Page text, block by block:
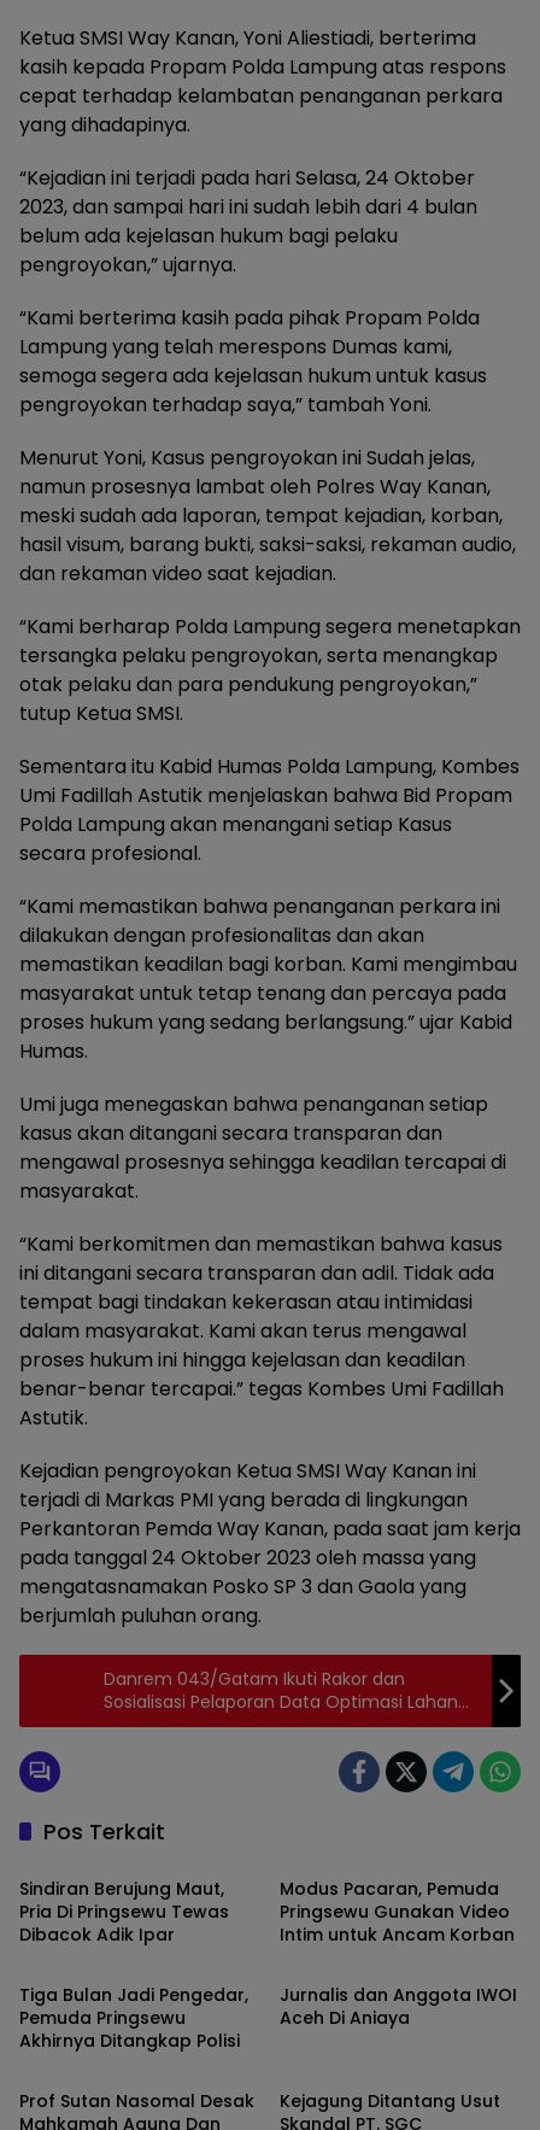
Ketua SMSI Way Kanan, Yoni Aliestiadi, berterima
kasih kepada Propam Polda Lampung atas respons
cepat terhadap kelambatan penanganan perkara
yang dihadapinya.
“Kejadian ini terjadi pada hari Selasa, 24 Oktober
2023, dan sampai hari ini sudah lebih dari 4 bulan
belum ada kejelasan hukum bagi pelaku
pengroyokan,” ujarnya.
“Kami berterima kasih pada pihak Propam Polda
Lampung yang telah merespons Dumas kami,
semoga segera ada kejelasan hukum untuk kasus
pengroyokan terhadap saya,” tambah Yoni.
Menurut Yoni, Kasus pengroyokan ini Sudah jelas,
namun prosesnya lambat oleh Polres Way Kanan,
meski sudah ada laporan, tempat kejadian, korban,
hasil visum, barang bukti, saksi-saksi, rekaman audio,
dan rekaman video saat kejadian.
“Kami berharap Polda Lampung segera menetapkan
tersangka pelaku pengroyokan, serta menangkap
otak pelaku dan para pendukung pengroyokan,”
tutup Ketua SMSI.
Sementara itu Kabid Humas Polda Lampung, Kombes
Umi Fadillah Astutik menjelaskan bahwa Bid Propam
Polda Lampung akan menangani setiap Kasus
secara profesional.
“Kami memastikan bahwa penanganan perkara ini
dilakukan dengan profesionalitas dan akan
memastikan keadilan bagi korban. Kami mengimbau
masyarakat untuk tetap tenang dan percaya pada
proses hukum yang sedang berlangsung.” ujar Kabid
Humas.
Umi juga menegaskan bahwa penanganan setiap
kasus akan ditangani secara transparan dan
mengawal prosesnya sehingga keadilan tercapai di
masyarakat.
“Kami berkomitmen dan memastikan bahwa kasus
ini ditangani secara transparan dan adil. Tidak ada
tempat bagi tindakan kekerasan atau intimidasi
dalam masyarakat. Kami akan terus mengawal
proses hukum ini hingga kejelasan dan keadilan
benar-benar tercapai.” tegas Kombes Umi Fadillah
Astutik.
Kejadian pengroyokan Ketua SMSI Way Kanan ini
terjadi di Markas PMI yang berada di lingkungan
Perkantoran Pemda Way Kanan, pada saat jam kerja
pada tanggal 24 Oktober 2023 oleh massa yang
mengatasnamakan Posko SP 3 dan Gaola yang
berjumlah puluhan orang.
Danrem 043/Gatam Ikuti Rakor dan
Sosialisasi Pelaporan Data Optimasi Lahan
Rawa, Pompanisasi dan PAT Lampung
Pos Terkait
Daerah
Sindiran Berujung Maut,
Pria Di Pringsewu Tewas
Dibacok Adik Ipar
Modus Pacaran, Pemuda
Pringsewu Gunakan Video
Intim untuk Ancam Korban
Daerah
Tiga Bulan Jadi Pengedar,
Pemuda Pringsewu
Akhirnya Ditangkap Polisi
Hukum dan Kriminal
Jurnalis dan Anggota IWOI
Aceh Di Aniaya
Hukum dan Kriminal
Prof Sutan Nasomal Desak
Mahkamah Agung Dan
Kejagung Ditantang Usut
Skandal PT. SGC